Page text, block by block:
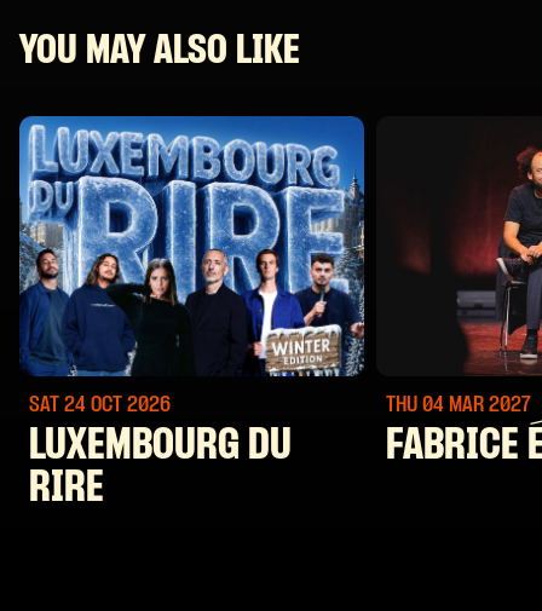
YOU MAY ALSO LIKE
SAT 24 OCT 2026
LUXEMBOURG DU
RIRE
THU 04 MAR 2027
FABRICE